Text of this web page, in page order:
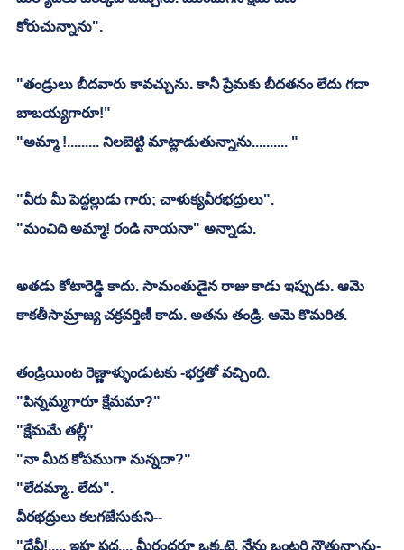
కోరుచున్నాను".
"తండ్రులు బీదవారు కావచ్చును. కానీ ప్రేమకు బీదతనం లేదు గదా
బాబయ్యగారూ!"
"అమ్మా !......... నిలబెట్టి మాట్లాడుతున్నాను.......... "
"వీరు మీ పెద్దల్లుడు గారు; చాళుక్యవీరభద్రులు".
"మంచిది అమ్మా! రండి నాయనా" అన్నాడు.
అతడు కోటారెడ్డి కాదు. సామంతుడైన రాజు కాడు ఇప్పుడు. ఆమె
కాకతీసామ్రాజ్య చక్రవర్తిణీ కాదు. అతను తండ్రి. ఆమె కొమరిత.
తండ్రియింట రెణ్ణాళ్ళుండుటకు -భర్తతో వచ్చింది.
"పిన్నమ్మగారూ క్షేమమా?"
"క్షేమమే తల్లీ"
"నా మీద కోపముగా నున్నదా?"
"లేదమ్మా.. లేదు".
వీరభద్రులు కలగజేసుకుని--
"దేవీ!..... ఇహ పద.... మీరందరూ ఒక్కటై, నేను ఒంటరి నౌతున్నాను-